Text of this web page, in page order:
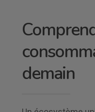
demain